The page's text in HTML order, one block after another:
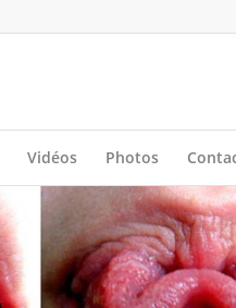
Photos
Vidéos